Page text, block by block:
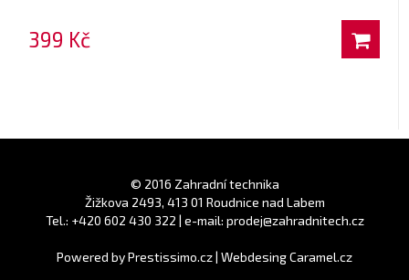
399 Kč
© 2016 Zahradní technika
Žižkova 2493, 413 01 Roudnice nad Labem
Tel.: +420 602 430 322 | e-mail: prodej@zahradnitech.cz
Powered byPrestissimo.cz| Webdesing Caramel.cz